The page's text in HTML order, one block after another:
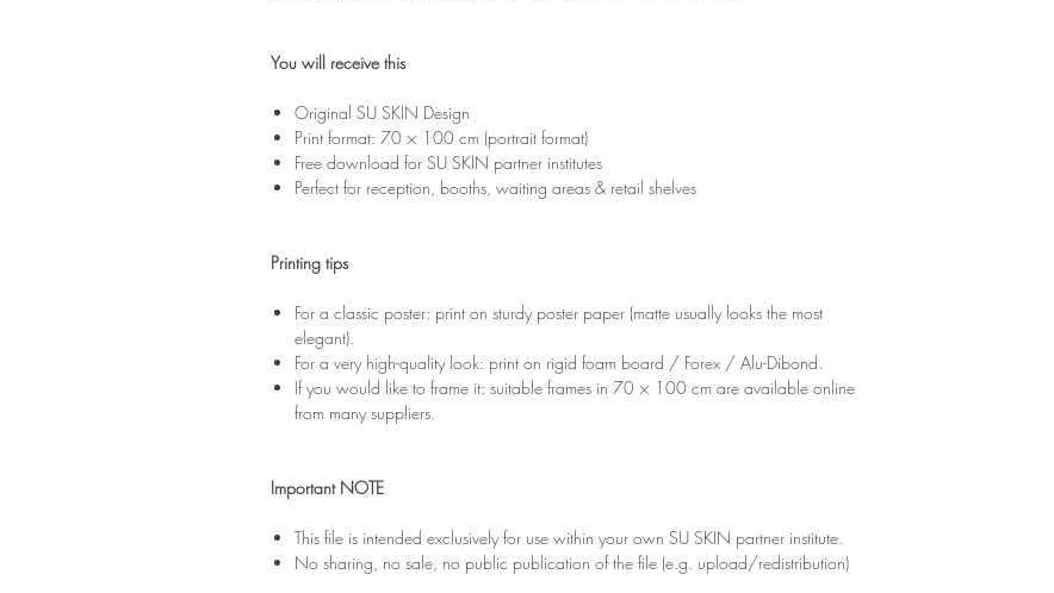
You will receive this
Original SU SKIN Design
Print format: 70 × 100 cm (portrait format)
Free download for SU SKIN partner institutes
Perfect for reception, booths, waiting areas & retail shelves
Printing tips
For a classic poster: print on sturdy poster paper (matte usually looks the most
elegant).
For a very high-quality look: print on rigid foam board / Forex / Alu-Dibond.
If you would like to frame it: suitable frames in 70 × 100 cm are available online
from many suppliers.
Important NOTE
This file is intended exclusively for use within your own SU SKIN partner institute.
No sharing, no sale, no public publication of the file (e.g. upload/redistribution)